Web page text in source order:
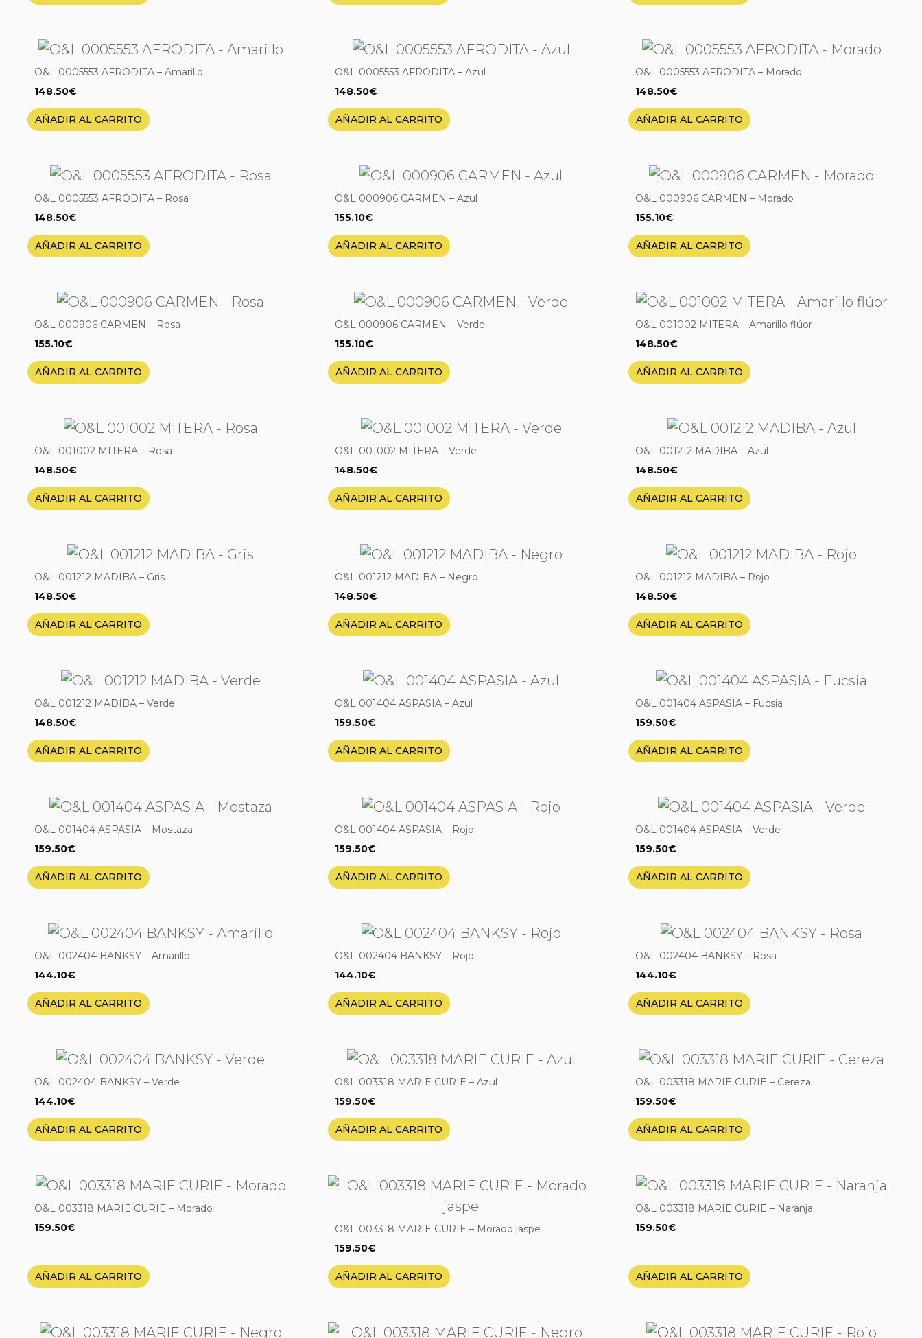
O&L 0005553 AFRODITA – Amarillo
148.50€
AÑADIR AL CARRITO
O&L 0005553 AFRODITA – Azul
148.50€
AÑADIR AL CARRITO
O&L 0005553 AFRODITA – Morado
148.50€
AÑADIR AL CARRITO
O&L 0005553 AFRODITA – Rosa
148.50€
AÑADIR AL CARRITO
O&L 000906 CARMEN – Azul
155.10€
AÑADIR AL CARRITO
O&L 000906 CARMEN – Morado
155.10€
AÑADIR AL CARRITO
O&L 000906 CARMEN – Rosa
155.10€
AÑADIR AL CARRITO
O&L 000906 CARMEN – Verde
155.10€
AÑADIR AL CARRITO
O&L 001002 MITERA – Amarillo flúor
148.50€
AÑADIR AL CARRITO
O&L 001002 MITERA – Rosa
148.50€
AÑADIR AL CARRITO
O&L 001002 MITERA – Verde
148.50€
AÑADIR AL CARRITO
O&L 001212 MADIBA – Azul
148.50€
AÑADIR AL CARRITO
O&L 001212 MADIBA – Gris
148.50€
AÑADIR AL CARRITO
O&L 001212 MADIBA – Negro
148.50€
AÑADIR AL CARRITO
O&L 001212 MADIBA – Rojo
148.50€
AÑADIR AL CARRITO
O&L 001212 MADIBA – Verde
148.50€
AÑADIR AL CARRITO
O&L 001404 ASPASIA – Azul
159.50€
AÑADIR AL CARRITO
O&L 001404 ASPASIA – Fucsia
159.50€
AÑADIR AL CARRITO
O&L 001404 ASPASIA – Mostaza
159.50€
AÑADIR AL CARRITO
O&L 001404 ASPASIA – Rojo
159.50€
AÑADIR AL CARRITO
O&L 001404 ASPASIA – Verde
159.50€
AÑADIR AL CARRITO
O&L 002404 BANKSY – Amarillo
144.10€
AÑADIR AL CARRITO
O&L 002404 BANKSY – Rojo
144.10€
AÑADIR AL CARRITO
O&L 002404 BANKSY – Rosa
144.10€
AÑADIR AL CARRITO
O&L 002404 BANKSY – Verde
144.10€
AÑADIR AL CARRITO
O&L 003318 MARIE CURIE – Azul
159.50€
AÑADIR AL CARRITO
O&L 003318 MARIE CURIE – Cereza
159.50€
AÑADIR AL CARRITO
O&L 003318 MARIE CURIE – Morado
159.50€
AÑADIR AL CARRITO
O&L 003318 MARIE CURIE – Morado jaspe
159.50€
AÑADIR AL CARRITO
O&L 003318 MARIE CURIE – Naranja
159.50€
AÑADIR AL CARRITO